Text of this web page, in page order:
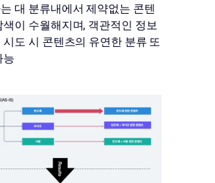
대 분류내에서 제약없는 콘텐
색이 수월해지며, 객관적인 정보
시도 시 콘텐츠의 유연한 분류 또
능